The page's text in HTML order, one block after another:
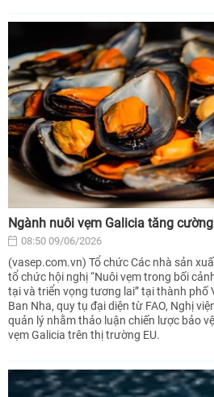
Ngành nuôi vẹm Galicia tăng
08:50 09/06/2026
(vasep.com.vn) Tổ chức Các nhà sản
tổ chức hội nghị “Nuôi vẹm trong bối
tại và triển vọng tương lai” tại thành phố
Ban Nha, quy tụ đại diện từ FAO, Nghị
quản lý nhằm thảo luận chiến lược bảo
vẹm Galicia trên thị trường EU.